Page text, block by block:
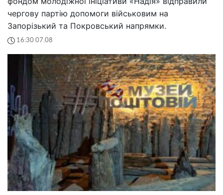
чергову партію допомоги військовим на
Запорізький та Покровський напрямки.
16:30 07.08